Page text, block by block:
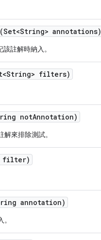
(Set<String> annotations)
該註解時納入。
filters)
notAnnotation)
來排除測試。
filter)
annotation)